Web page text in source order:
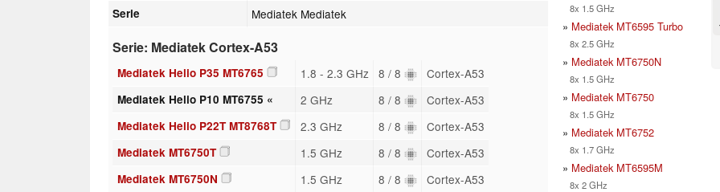
Serie Mediatek Mediatek
Serie: Mediatek Cortex-A53
Mediatek Helio P35 MT6765 1.8 - 2.3 GHz 8 / 8 Cortex-A53
Mediatek Helio P10 MT6755 « 2 GHz 8 / 8 Cortex-A53
Mediatek Helio P22T MT8768T 2.3 GHz 8 / 8 Cortex-A53
Mediatek MT6750T 1.5 GHz 8 / 8 Cortex-A53
Mediatek MT6750N 1.5 GHz 8 / 8 Cortex-A53
8x 1.5 GHz
» Mediatek MT6595 Turbo
8x 2.5 GHz
» Mediatek MT6750N
8x 1.5 GHz
» Mediatek MT6750
8x 1.5 GHz
» Mediatek MT6752
8x 1.7 GHz
» Mediatek MT6595M
8x 2 GHz